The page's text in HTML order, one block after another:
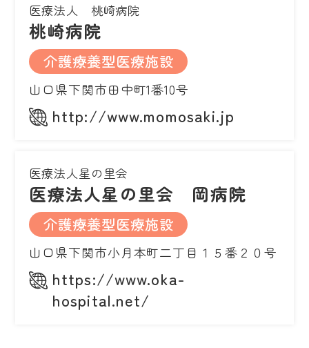
医療法人 桃崎病院
桃崎病院
介護療養型医療施設
山口県下関市田中町1番10号
http://www.momosaki.jp
医療法人星の里会
医療法人星の里会 岡病院
介護療養型医療施設
山口県下関市小月本町二丁目１５番２０号
https://www.oka-
hospital.net/